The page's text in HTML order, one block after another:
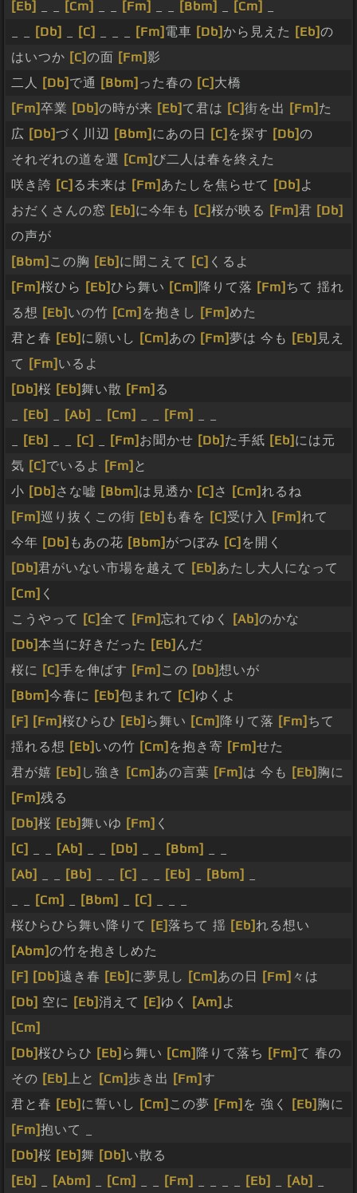
[Eb] [Cm] [Fm] [Bbm] [Cm]
[Db] [C] [Fm] 電車 [Db]から見えた [Eb]の
はいつか [C]の面 [Fm] 影
二人
[Db] で通 [Bbm] った春の [C] 大橋
[Fm]卒業 [Db]の時が来 [Eb] て君は [C]街を出 [Fm] た
広 [Db]づく川辺 [Bbm] にあの日 [C] を探す [Db]の
それぞれの道を選 [Cm] び二人は春を終えた
咲き誇 [C] る未来は [Fm] あたしを焦らせて [Db] よ
おだくさんの窓 [Eb] に今年も [C]桜が映る [Fm]君 [Db]
の声が
[Bbm] この胸 [Eb] に聞こえて [C] くるよ
[Fm]桜ひら [Eb] ひら舞い [Cm] 降りて落 [Fm] ちて 揺れ
る想 [Eb] いの竹 [Cm] を抱きし [Fm]めた
君と春 [Eb] に願いし [Cm] あの [Fm]夢は 今も [Eb] 見え
て [Fm] いるよ
[Db]桜 [Eb] 舞い散 [Fm] る
[Eb] [Ab] [Cm] [Fm]
[Eb] [C] [Fm] お聞かせ [Db] た手紙 [Eb] には元
気 [C] でいるよ [Fm] と
小 [Db] さな嘘 [Bbm] は見透か [C] さ [Cm]れるね
[Fm]巡り抜くこの街 [Eb] も春を [C] 受け入 [Fm]れて
今年 [Db] もあの花 [Bbm] がつぼみ [C] を開く
[Db]君がいない市場を越えて [Eb] あたし大人になって
[Cm] く
こうやって [C]全て [Fm]忘れてゆく [Ab]のかな
[Db]本当に好きだった [Eb] んだ
桜に [C]手を伸ばす [Fm] この [Db]想いが
[Bbm]今春に [Eb]包まれて [C] ゆくよ
[F] [Fm]桜ひらひ [Eb] ら舞い [Cm] 降りて落 [Fm] ちて
揺れる想 [Eb] いの竹 [Cm] を抱き寄 [Fm]せた
君が嬉 [Eb] し強き [Cm] あの言葉 [Fm] は 今も [Eb] 胸に
[Fm]残る
[Db]桜 [Eb] 舞いゆ [Fm] く
[C]
[Ab] [Db] [Bbm]
[Ab]
[Bb] [C] [Eb] [Bbm]
[Cm] [Bbm] [C]
桜ひらひら舞い降りて [E]落ちて 揺 [Eb]れる想い
[Abm]の竹を抱きしめた
[F] [Db]遠き春 [Eb] に夢見し [Cm] あの日 [Fm] 々は
[Db] 空に [Eb]消えて [E] ゆく [Am] よ
[Cm]
[Db]桜ひらひ [Eb] ら舞い [Cm] 降りて落ち [Fm] て 春の
その [Eb]上と [Cm]歩き出 [Fm]す
君と春 [Eb] に誓いし [Cm] この夢 [Fm] を 強く [Eb] 胸に
[Fm]抱いて _
[Db]桜 [Eb] 舞 [Db] い散る
[Eb]
[Abm] [Cm] [Fm] [Eb] [Ab]